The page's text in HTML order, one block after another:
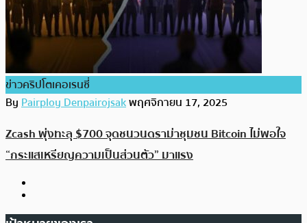
ข่าวคริปโตเคอเรนซี่
ByPairploy Denpairojsakพฤศจิกายน 17, 2025
Zcash พุ่งทะลุ $700 จุดชนวนดราม่าชุมชน Bitcoin ไม่พอใจ
“กระแสเหรียญความเป็นส่วนตัว” มาแรง